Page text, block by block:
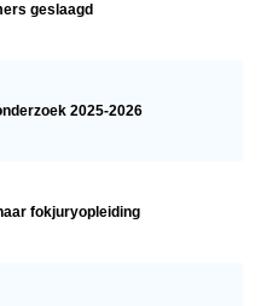
geslaagd
2025-2026
fokjuryopleiding